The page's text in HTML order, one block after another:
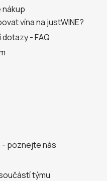
vína na justWINE?
- FAQ
- poznejte nás
týmu